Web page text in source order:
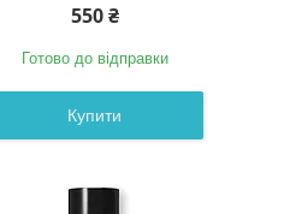
550 ₴
Готово до відправки
Купити